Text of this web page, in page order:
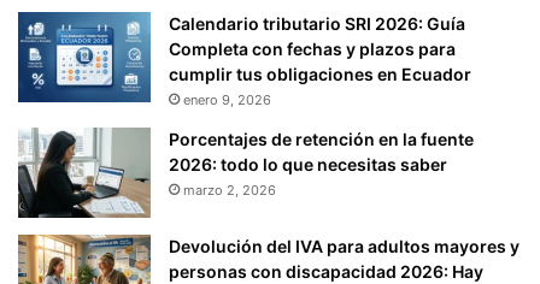
Calendario tributario SRI 2026: Guía
Completa con fechas y plazos para
cumplir tus obligaciones en Ecuador
enero 9, 2026
Porcentajes de retención en la fuente
2026: todo lo que necesitas saber
marzo 2, 2026
Devolución del IVA para adultos mayores y
personas con discapacidad 2026: Hay